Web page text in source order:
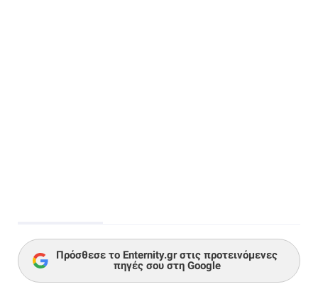
Πρόσθεσε το Enternity.gr στις προτεινόμενες
πηγές σου στη Google